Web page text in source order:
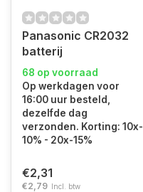
Panasonic CR2032
batterij
68 op voorraad
Op werkdagen voor
16:00 uur besteld,
dezelfde dag
verzonden. Korting: 10x-
10% - 20x-15%
€2,31
€2,79 Incl. btw